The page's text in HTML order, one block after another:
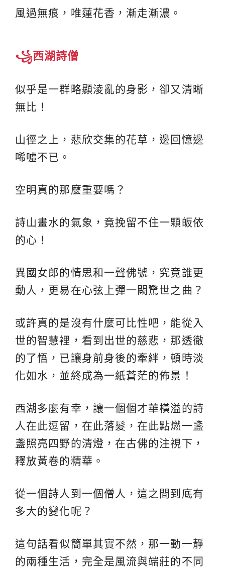
風過無痕，唯蓮花香，漸走漸濃。
꧁西湖詩僧
似乎是一群略顯淩亂的身影，卻又清晰
無比！
山徑之上，悲欣交集的花草，邊回憶邊
唏噓不已。
空明真的那麼重要嗎？
詩山畫水的氣象，竟挽留不住一顆皈依
的心！
異國女郎的情思和一聲佛號，究竟誰更
動人，更易在心弦上彈一闕驚世之曲？
或許真的是沒有什麼可比性吧，能從入
世的智慧裡，看到出世的慈悲，那透徹
的了悟，已讓身前身後的牽絆，頓時淡
化如水，並終成為一紙蒼茫的佈景！
西湖多麼有幸，讓一個個才華橫溢的詩
人在此逗留，在此落髮，在此點燃一盞
盞照亮四野的清燈，在古佛的注視下，
釋放黃卷的精華。
從一個詩人到一個僧人，這之間到底有
多大的變化呢？
這句話看似簡單其實不然，那一動一靜
的兩種生活，完全是風流與端莊的不同